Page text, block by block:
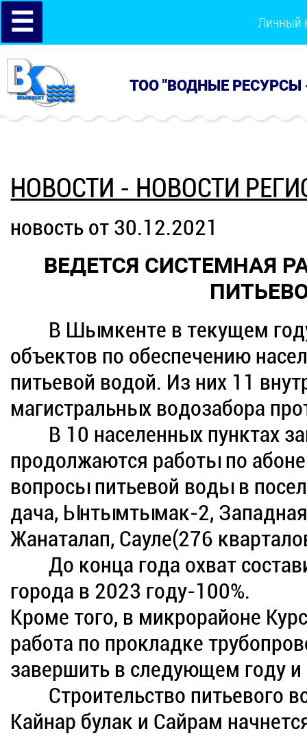
☰ Личный
ТОО "ВОДНЫЕ РЕСУРСЫ
НОВОСТИ - НОВОСТИ
новость от 30.12.2021
ВЕДЕТСЯ СИСТЕМНАЯ
В Шымкенте в текущем году
объектов по обеспечению
питьевой водой. Из них 11
магистральных водозабора
В 10 населенных пунктах
продолжаются работы по
вопросы питьевой воды в
дача, Ынтымтымак-2,
Жанаталап, Сауле(276
До конца года охват
города в 2023 году-100%.
Кроме того, в микрорайоне
работа по прокладке
завершить в следующем году и
Строительство питьевого
Кайнар булак и Сайрам